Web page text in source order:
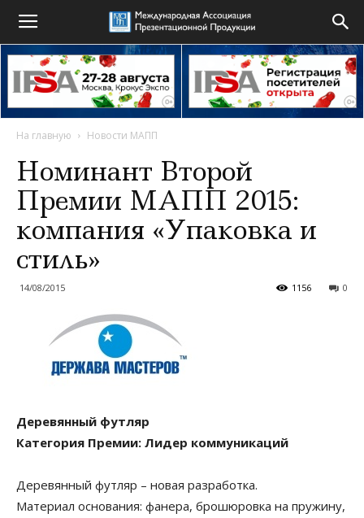
На главную Новости МАПП
Номинант Второй
Премии МАПП 2015:
компания «Упаковка и
стиль»
14/08/2015 0
1156
Деревянный футляр
Категория Премии: Лидер коммуникаций
Деревянный футляр – новая разработка.
Материал основания: фанера, брошюровка на пружину,